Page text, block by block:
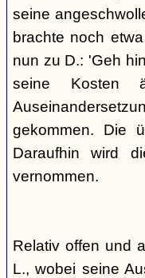
seine
brachte noch
nun zu D.: 'Geh
seine Kosten
gekommen. Die
Daraufhin wird
vernommen.
Relativ offen und
L., wobei seine